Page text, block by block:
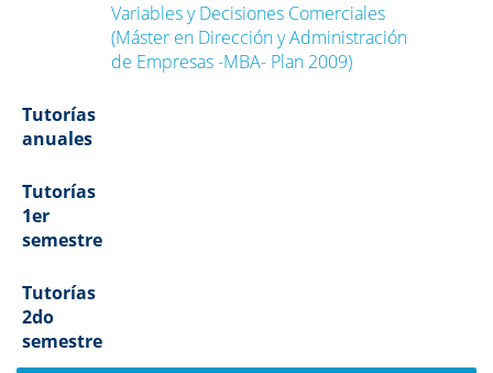
Variables y Decisiones Comerciales
(Máster en Dirección y Administración
de Empresas -MBA- Plan 2009)
Tutorías
anuales
Tutorías
1er
semestre
Tutorías
2do
semestre